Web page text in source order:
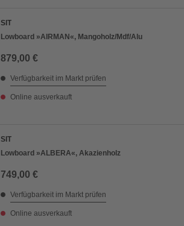
SIT
Lowboard »AIRMAN«, Mangoholz/Mdf/Alu
879,00 €
Verfügbarkeit im Markt prüfen
Online ausverkauft
SIT
Lowboard »ALBERA«, Akazienholz
749,00 €
Verfügbarkeit im Markt prüfen
Online ausverkauft